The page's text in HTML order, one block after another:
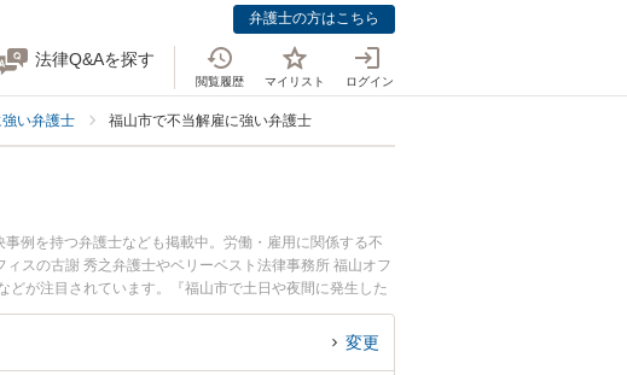
弁護士の方はこちら
法律Q&Aを探す
閲覧履歴 マイリスト ログイン
い弁護士 福山市で不当解雇に強い弁護士
例を持つ弁護士なども掲載中。労働・雇用に関係する不
スの古謝 秀之弁護士やベリーベスト法律事務所 福山オフ
が注目されています。『福山市で土日や夜間に発生した
』『初回相談無料で不当解雇を法律相談できる福山市内の
変更